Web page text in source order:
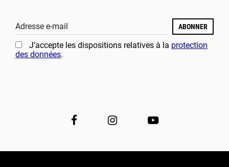
Adresse e-mail ABONNER
J’accepte les dispositions relatives à la protection
des données.